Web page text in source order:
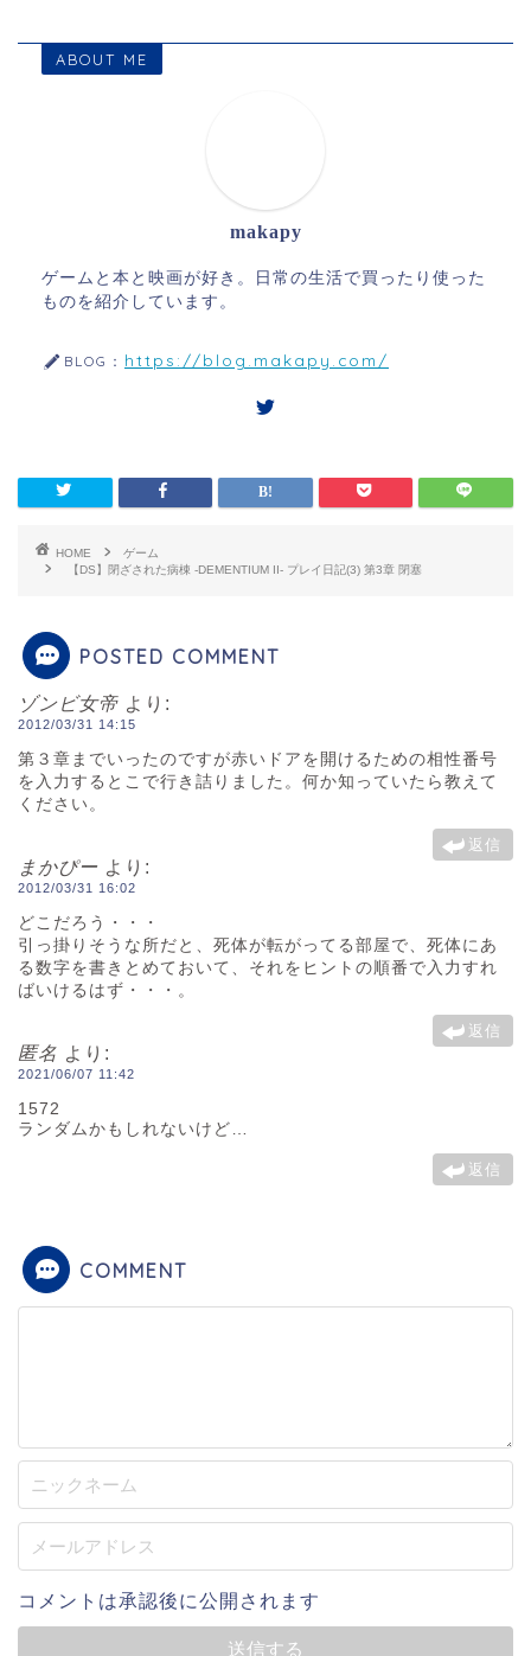
ABOUT ME
makapy
ゲームと本と映画が好き。日常の生活で買ったり使った
ものを紹介しています。
BLOG： https://blog.makapy.com/
HOME
ゲーム
【DS】閉ざされた病棟 -DEMENTIUM II- プレイ日記(3) 第3章 閉塞
POSTED COMMENT
ゾンビ女帝 より:
2012/03/31 14:15
第３章までいったのですが赤いドアを開けるための相性番号
を入力するとこで行き詰りました。何か知っていたら教えて
ください。
返信
まかぴー より:
2012/03/31 16:02
どこだろう・・・
引っ掛りそうな所だと、死体が転がってる部屋で、死体にあ
る数字を書きとめておいて、それをヒントの順番で入力すれ
ばいけるはず・・・。
返信
匿名 より:
2021/06/07 11:42
1572
ランダムかもしれないけど…
返信
COMMENT
コメントは承認後に公開されます